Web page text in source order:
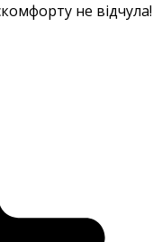
не відчула!